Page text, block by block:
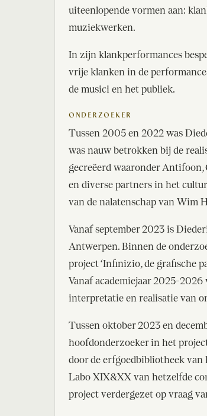
uiteenlopende vormen aan:
muziekwerken.
In zijn klankperformances
vrije klanken in de
de musici en het publiek.
ONDERZOEKER
Tussen 2005 en 2022 was
was nauw betrokken bij de
gecreëerd waaronder
en diverse partners in het
van de nalatenschap van Wim
Vanaf september 2023 is
Antwerpen. Binnen de
project ‘Infinizio, de grafische
Vanaf academiejaar 2025-
interpretatie en realisatie van
Tussen oktober 2023 en
hoofdonderzoeker in het
door de erfgoedbibliotheek
Labo XIX&XX van hetzelfde
project verdergezet op vraag